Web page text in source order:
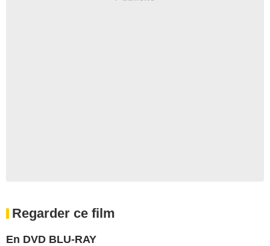
Regarder ce film
En DVD BLU-RAY